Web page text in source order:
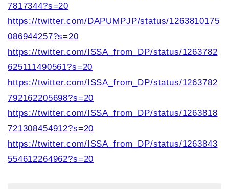
7817344?s=20
https://twitter.com/DAPUMPJP/status/1263810175
086944257?s=20
https://twitter.com/ISSA_from_DP/status/1263782
625111490561?s=20
https://twitter.com/ISSA_from_DP/status/1263782
792162205698?s=20
https://twitter.com/ISSA_from_DP/status/1263818
721308454912?s=20
https://twitter.com/ISSA_from_DP/status/1263843
554612264962?s=20